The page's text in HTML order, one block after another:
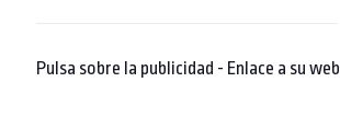
Pulsa sobre la publicidad - Enlace a su web